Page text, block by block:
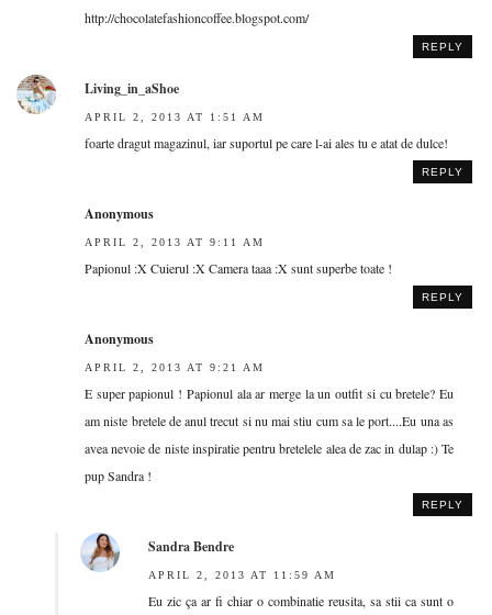
http://chocolatefashioncoffee.blogspot.com/
REPLY
Living_in_aShoe
APRIL 2, 2013 AT 1:51 AM
foarte dragut magazinul, iar suportul pe care l-ai ales tu e atat de dulce!
REPLY
Anonymous
APRIL 2, 2013 AT 9:11 AM
Papionul :X Cuierul :X Camera taaa :X sunt superbe toate !
REPLY
Anonymous
APRIL 2, 2013 AT 9:21 AM
E super papionul ! Papionul ala ar merge la un outfit si cu bretele? Eu
am niste bretele de anul trecut si nu mai stiu cum sa le port....Eu una as
avea nevoie de niste inspiratie pentru bretelele alea de zac in dulap :) Te
pup Sandra !
REPLY
Sandra Bendre
APRIL 2, 2013 AT 11:59 AM
Eu zic ça ar fi chiar o combinatie reusita, sa stii ca sunt o